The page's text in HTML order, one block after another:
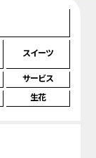
スイーツ
サービス
生花